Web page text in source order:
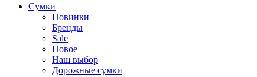
Cумки
Новинки
Бренды
Sale
Новое
Наш выбор
Дорожные сумки